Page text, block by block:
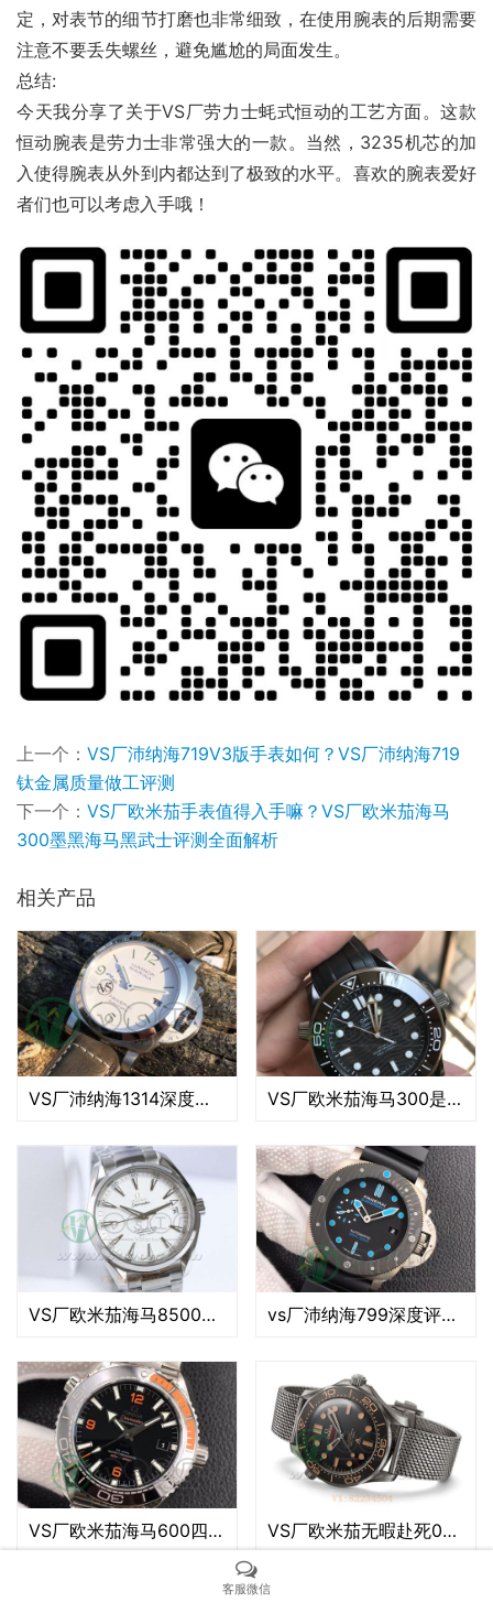
定，对表节的细节打磨也非常细致，在使用腕表的后期需要
注意不要丢失螺丝，避免尴尬的局面发生。
总结:
今天我分享了关于VS厂劳力士蚝式恒动的工艺方面。这款
恒动腕表是劳力士非常强大的一款。当然，3235机芯的加
入使得腕表从外到内都达到了极致的水平。喜欢的腕表爱好
者们也可以考虑入手哦！
上一个： VS厂沛纳海719V3版手表如何？VS厂沛纳海719
钛金属质量做工评测
下一个： VS厂欧米茄手表值得入手嘛？VS厂欧米茄海马
300墨黑海马黑武士评测全面解析
相关产品
VS厂沛纳海1314深度评测（VS厂沛纳海1314质量有破绽吗） VS厂欧米茄海马300是市场最好版本吗（vs厂复刻海马300如何）
VS厂欧米茄海马8500机芯做工评测（vs海马8500机芯稳定吗） vs厂沛纳海799深度评测(VS厂沛纳海799做工怎么样）
VS厂欧米茄海马600四分之一橙质量评测（VS厂四分之一橙值得入手吗） VS厂欧米茄无暇赴死007做工评测（VS无暇赴死007质量怎么样）
客服微信